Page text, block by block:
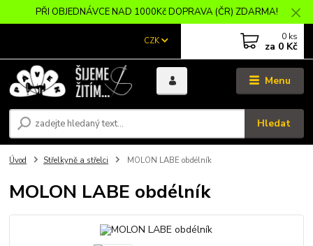
PŘI OBJEDNÁVCE NAD 1000Kč DOPRAVA (ČR) ZDARMA!
Menu
CZK
Hledat
0 ks
za 0 Kč
Úvod Střelkyně a střelci MOLON LABE obdélník
MOLON LABE obdélník